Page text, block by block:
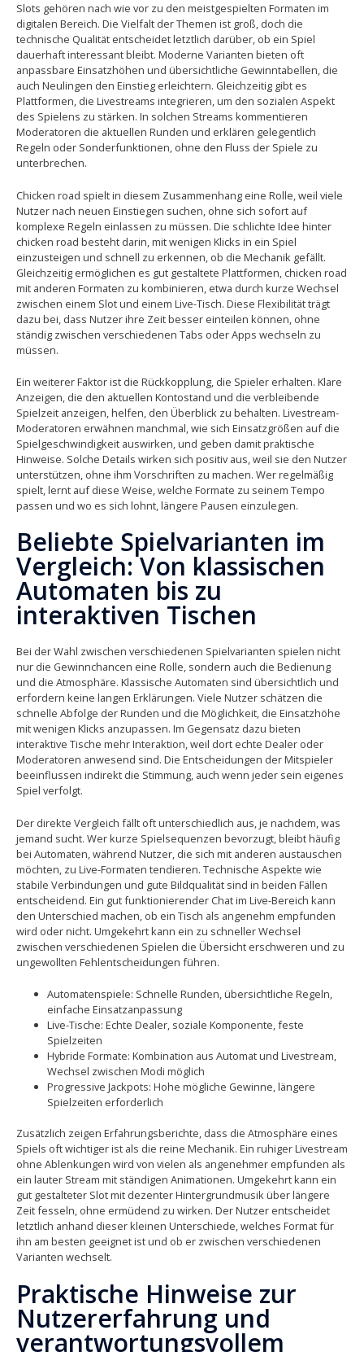
Slots gehören nach wie vor zu den meistgespielten Formaten im
digitalen Bereich. Die Vielfalt der Themen ist groß, doch die
technische Qualität entscheidet letztlich darüber, ob ein Spiel
dauerhaft interessant bleibt. Moderne Varianten bieten oft
anpassbare Einsatzhöhen und übersichtliche Gewinntabellen, die
auch Neulingen den Einstieg erleichtern. Gleichzeitig gibt es
Plattformen, die Livestreams integrieren, um den sozialen Aspekt
des Spielens zu stärken. In solchen Streams kommentieren
Moderatoren die aktuellen Runden und erklären gelegentlich
Regeln oder Sonderfunktionen, ohne den Fluss der Spiele zu
unterbrechen.
Chicken road spielt in diesem Zusammenhang eine Rolle, weil viele
Nutzer nach neuen Einstiegen suchen, ohne sich sofort auf
komplexe Regeln einlassen zu müssen. Die schlichte Idee hinter
chicken road besteht darin, mit wenigen Klicks in ein Spiel
einzusteigen und schnell zu erkennen, ob die Mechanik gefällt.
Gleichzeitig ermöglichen es gut gestaltete Plattformen, chicken road
mit anderen Formaten zu kombinieren, etwa durch kurze Wechsel
zwischen einem Slot und einem Live-Tisch. Diese Flexibilität trägt
dazu bei, dass Nutzer ihre Zeit besser einteilen können, ohne
ständig zwischen verschiedenen Tabs oder Apps wechseln zu
müssen.
Ein weiterer Faktor ist die Rückkopplung, die Spieler erhalten. Klare
Anzeigen, die den aktuellen Kontostand und die verbleibende
Spielzeit anzeigen, helfen, den Überblick zu behalten. Livestream-
Moderatoren erwähnen manchmal, wie sich Einsatzgrößen auf die
Spielgeschwindigkeit auswirken, und geben damit praktische
Hinweise. Solche Details wirken sich positiv aus, weil sie den Nutzer
unterstützen, ohne ihm Vorschriften zu machen. Wer regelmäßig
spielt, lernt auf diese Weise, welche Formate zu seinem Tempo
passen und wo es sich lohnt, längere Pausen einzulegen.
Beliebte Spielvarianten im
Vergleich: Von klassischen
Automaten bis zu
interaktiven Tischen
Bei der Wahl zwischen verschiedenen Spielvarianten spielen nicht
nur die Gewinnchancen eine Rolle, sondern auch die Bedienung
und die Atmosphäre. Klassische Automaten sind übersichtlich und
erfordern keine langen Erklärungen. Viele Nutzer schätzen die
schnelle Abfolge der Runden und die Möglichkeit, die Einsatzhöhe
mit wenigen Klicks anzupassen. Im Gegensatz dazu bieten
interaktive Tische mehr Interaktion, weil dort echte Dealer oder
Moderatoren anwesend sind. Die Entscheidungen der Mitspieler
beeinflussen indirekt die Stimmung, auch wenn jeder sein eigenes
Spiel verfolgt.
Der direkte Vergleich fällt oft unterschiedlich aus, je nachdem, was
jemand sucht. Wer kurze Spielsequenzen bevorzugt, bleibt häufig
bei Automaten, während Nutzer, die sich mit anderen austauschen
möchten, zu Live-Formaten tendieren. Technische Aspekte wie
stabile Verbindungen und gute Bildqualität sind in beiden Fällen
entscheidend. Ein gut funktionierender Chat im Live-Bereich kann
den Unterschied machen, ob ein Tisch als angenehm empfunden
wird oder nicht. Umgekehrt kann ein zu schneller Wechsel
zwischen verschiedenen Spielen die Übersicht erschweren und zu
ungewollten Fehlentscheidungen führen.
Automatenspiele: Schnelle Runden, übersichtliche Regeln,
einfache Einsatzanpassung
Live-Tische: Echte Dealer, soziale Komponente, feste
Spielzeiten
Hybride Formate: Kombination aus Automat und Livestream,
Wechsel zwischen Modi möglich
Progressive Jackpots: Hohe mögliche Gewinne, längere
Spielzeiten erforderlich
Zusätzlich zeigen Erfahrungsberichte, dass die Atmosphäre eines
Spiels oft wichtiger ist als die reine Mechanik. Ein ruhiger Livestream
ohne Ablenkungen wird von vielen als angenehmer empfunden als
ein lauter Stream mit ständigen Animationen. Umgekehrt kann ein
gut gestalteter Slot mit dezenter Hintergrundmusik über längere
Zeit fesseln, ohne ermüdend zu wirken. Der Nutzer entscheidet
letztlich anhand dieser kleinen Unterschiede, welches Format für
ihn am besten geeignet ist und ob er zwischen verschiedenen
Varianten wechselt.
Praktische Hinweise zur
Nutzererfahrung und
verantwortungsvollem